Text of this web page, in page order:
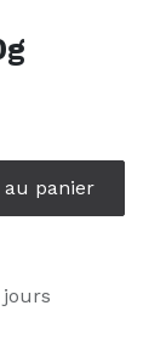
panier